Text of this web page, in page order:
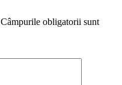
Câmpurile obligatorii sunt